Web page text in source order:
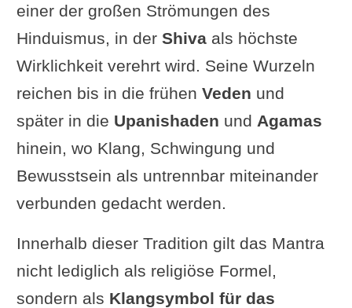
einer der großen Strömungen des
Hinduismus, in der Shivaals höchste
Wirklichkeit verehrt wird. Seine Wurzeln
reichen bis in die frühen Veden und
später in die Upanishaden und Agamas
hinein, wo Klang, Schwingung und
Bewusstsein als untrennbar miteinander
verbunden gedacht werden.
Innerhalb dieser Tradition gilt das Mantra
nicht lediglich als religiöse Formel,
sondern als Klangsymbol für das